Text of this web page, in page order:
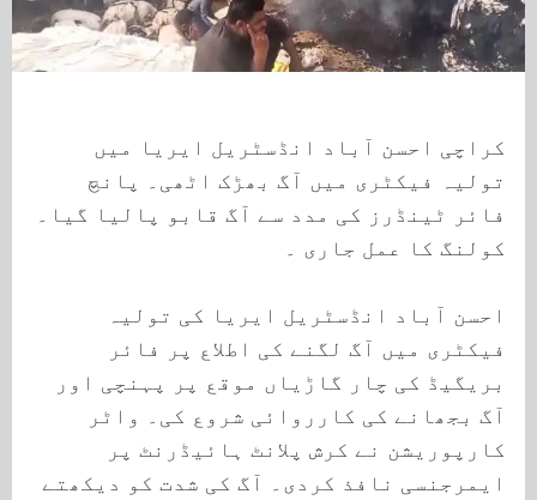
کراچی احسن آباد انڈسٹریل ایریا میں
تولیہ فیکٹری میں آگ بھڑک اٹھی۔ پانچ
فائر ٹینڈرز کی مدد سے آگ قابو پالیا گیا۔
کولنگ کا عمل جاری ۔
احسن آباد انڈسٹریل ایریا کی تولیہ
فیکٹری میں آگ لگنے کی اطلاع پر فائر
بریگیڈ کی چار گاڑیاں موقع پر پہنچی اور
آگ بجھانے کی کارروائی شروع کی۔ واٹر
کارپوریشن نے کرش پلانٹ ہائیڈرنٹ پر
ایمرجنسی نافذ کردی۔ آگ کی شدت کو دیکھتے